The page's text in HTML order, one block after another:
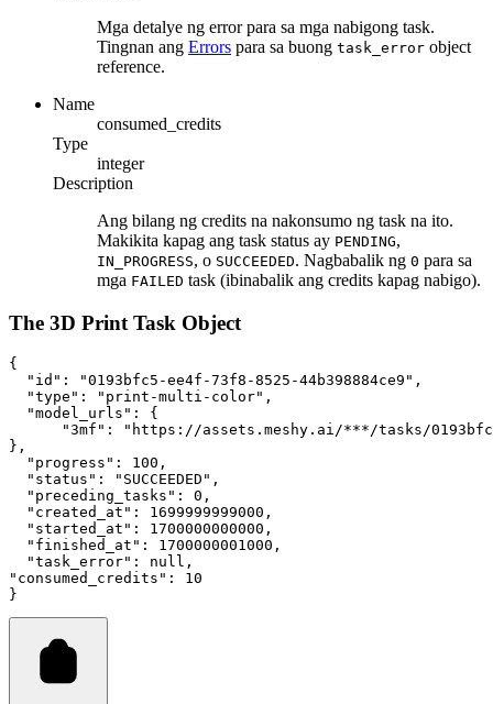
Mga detalye ng error para sa mga nabigong task.
Tingnan ang Errors para sa buong task_error object
reference.
Name
consumed_credits
Type
integer
Description
Ang bilang ng credits na nakonsumo ng task na ito.
Makikita kapag ang task status ay PENDING,
IN_PROGRESS, o SUCCEEDED. Nagbabalik ng 0 para sa
mga FAILED task (ibinabalik ang credits kapag nabigo).
The 3D Print Task Object
{
"id" : "0193bfc5-ee4f-73f8-8525-44b398884ce9" ,
"type" : "print-multi-color" ,
"model_urls" :
{
"3mf" :
"https://assets.meshy.ai/***/tasks/
} ,
"progress" : 100 ,
"status" : "SUCCEEDED" ,
"preceding_tasks" : 0 ,
"created_at" : 1699999999000 ,
"started_at" : 1700000000000 ,
"finished_at" : 1700000001000 ,
"task_error" : null ,
"consumed_credits" :
10
}